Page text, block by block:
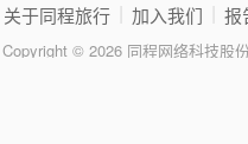
关于同程旅行 加入我们 报
Copyright © 2026 同程网络科技股